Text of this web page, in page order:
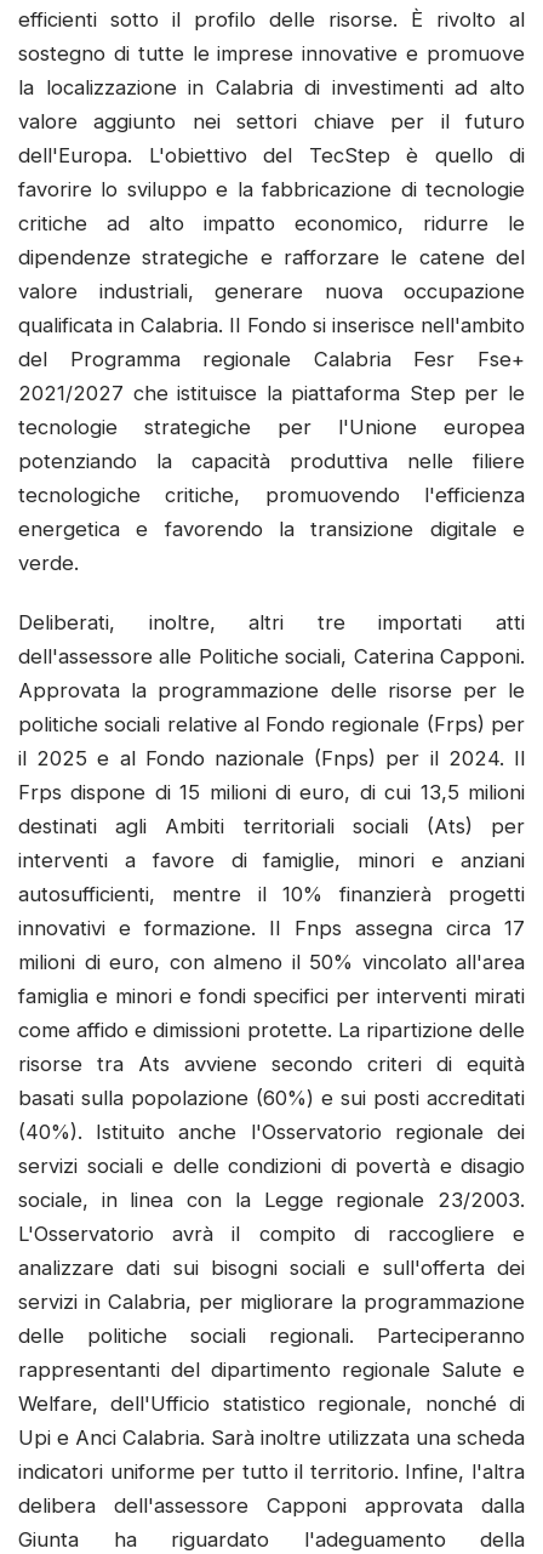
efficienti sotto il profilo delle risorse. È rivolto al
sostegno di tutte le imprese innovative e promuove
la localizzazione in Calabria di investimenti ad alto
valore aggiunto nei settori chiave per il futuro
dell'Europa. L'obiettivo del TecStep è quello di
favorire lo sviluppo e la fabbricazione di tecnologie
critiche ad alto impatto economico, ridurre le
dipendenze strategiche e rafforzare le catene del
valore industriali, generare nuova occupazione
qualificata in Calabria. Il Fondo si inserisce nell'ambito
del Programma regionale Calabria Fesr Fse+
2021/2027 che istituisce la piattaforma Step per le
tecnologie strategiche per l'Unione europea
potenziando la capacità produttiva nelle filiere
tecnologiche critiche, promuovendo l'efficienza
energetica e favorendo la transizione digitale e
verde.
Deliberati, inoltre, altri tre importati atti
dell'assessore alle Politiche sociali, Caterina Capponi.
Approvata la programmazione delle risorse per le
politiche sociali relative al Fondo regionale (Frps) per
il 2025 e al Fondo nazionale (Fnps) per il 2024. Il
Frps dispone di 15 milioni di euro, di cui 13,5 milioni
destinati agli Ambiti territoriali sociali (Ats) per
interventi a favore di famiglie, minori e anziani
autosufficienti, mentre il 10% finanzierà progetti
innovativi e formazione. Il Fnps assegna circa 17
milioni di euro, con almeno il 50% vincolato all'area
famiglia e minori e fondi specifici per interventi mirati
come affido e dimissioni protette. La ripartizione delle
risorse tra Ats avviene secondo criteri di equità
basati sulla popolazione (60%) e sui posti accreditati
(40%). Istituito anche l'Osservatorio regionale dei
servizi sociali e delle condizioni di povertà e disagio
sociale, in linea con la Legge regionale 23/2003.
L'Osservatorio avrà il compito di raccogliere e
analizzare dati sui bisogni sociali e sull'offerta dei
servizi in Calabria, per migliorare la programmazione
delle politiche sociali regionali. Parteciperanno
rappresentanti del dipartimento regionale Salute e
Welfare, dell'Ufficio statistico regionale, nonché di
Upi e Anci Calabria. Sarà inoltre utilizzata una scheda
indicatori uniforme per tutto il territorio. Infine, l'altra
delibera dell'assessore Capponi approvata dalla
Giunta ha riguardato l'adeguamento della